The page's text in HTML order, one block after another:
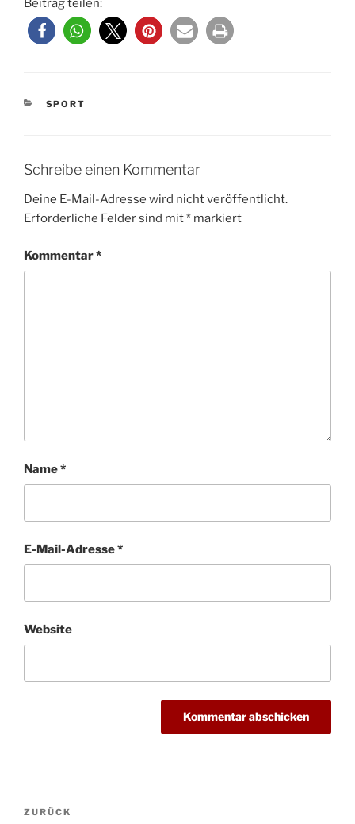
Beitrag teilen:
KATEGORIEN
SPORT
Schreibe einen Kommentar
Deine E-Mail-Adresse wird nicht veröffentlicht.
Erforderliche Felder sind mit* markiert
Kommentar*
Name*
E-Mail-Adresse*
Website
Beitragsnavigation
Vorheriger
ZURÜCK